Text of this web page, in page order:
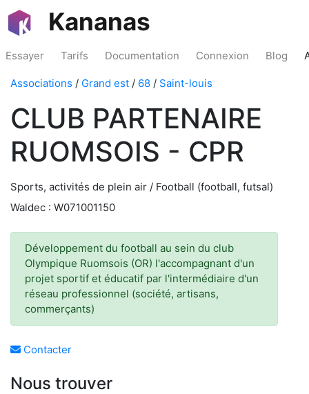
Kananas
Essayer Tarifs Documentation Connexion Blog
Associations / Grand est / 68 / Saint-louis
CLUB PARTENAIRE
RUOMSOIS - CPR
Sports, activités de plein air / Football (football, futsal)
Waldec : W071001150
Développement du football au sein du club
Olympique Ruomsois (OR) l'accompagnant d'un
projet sportif et éducatif par l'intermédiaire d'un
réseau professionnel (société, artisans,
commerçants)
Contacter
Nous trouver